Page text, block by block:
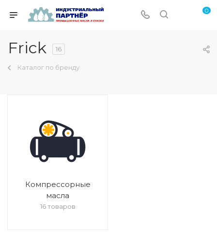
0
Frick 16
Каталог по бренду
Компрессорные
масла
16 товаров